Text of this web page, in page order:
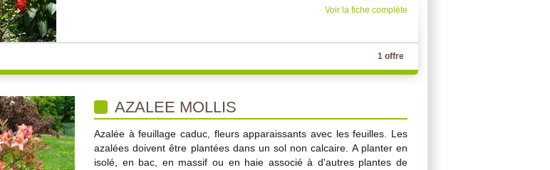
Voir la fiche complète
1 offre
AZALEE MOLLIS
Azalée à feuillage caduc, fleurs apparaissants avec les feuilles. Les
azalées doivent être plantées dans un sol non calcaire. A planter en
isolé, en bac, en massif ou en haie associé à d'autres plantes de